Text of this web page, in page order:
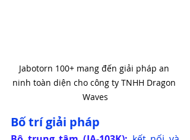
Jabotorn 100+ mang đến giải pháp an
ninh toàn diện cho công ty TNHH Dragon
Waves
Bố trí giải pháp